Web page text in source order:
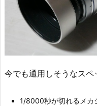
今でも通用しそうなスペ
1/8000秒が切れるメカ